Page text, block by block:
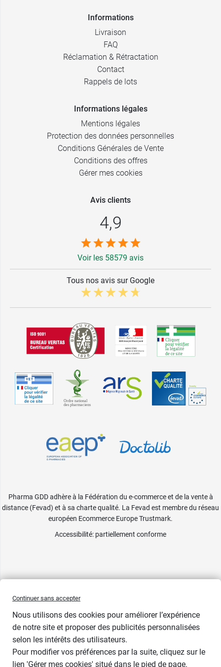
Informations
Livraison
FAQ
Réclamation & Rétractation
Contact
Rappels de lots
Informations légales
Mentions légales
Protection des données personnelles
Conditions Générales de Vente
Conditions des offres
Gérer mes cookies
Avis clients
4,9
Voir les 58579 avis
Tous nos avis sur Google
Pharma GDD adhère à la Fédération du e-commerce et de la vente à
distance (Fevad) et à sa charte qualité. La Fevad est membre du réseau
européen Ecommerce Europe Trustmark.
Accessibilité: partiellement conforme
Continuer sans accepter
Nous utilisons des cookies pour améliorer l’expérience
de notre site et proposer des publicités personnalisées
selon les intérêts des utilisateurs.
Pour modifier vos préférences par la suite, cliquez sur le
lien 'Gérer mes cookies' situé dans le pied de page.